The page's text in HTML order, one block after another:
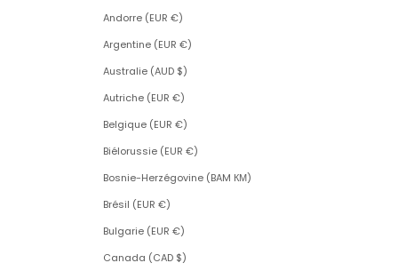
Andorre (EUR €)
Argentine (EUR €)
Australie (AUD $)
Autriche (EUR €)
Belgique (EUR €)
Biélorussie (EUR €)
Bosnie-Herzégovine (BAM КМ)
Brésil (EUR €)
Bulgarie (EUR €)
Canada (CAD $)